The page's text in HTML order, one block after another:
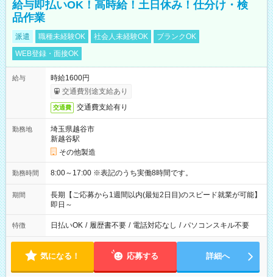
給与即払いOK！高時給！土日休み！仕分け・検
品作業
派遣 職種未経験OK 社会人未経験OK
ブランクOK
WEB登録・面接OK
給与
時給1600円
交通費別途支給あり
交通費 交通費支給有り
勤務地
埼玉県越谷市
新越谷駅
その他製造
勤務時間 8:00～17:00 ※表記のうち実働8時間です。
期間
長期【ご応募から1週間以内(最短2日目)のスピード就業が可能】
即日～
特徴 日払いOK / 履歴書不要 / 電話対応なし / パソコンスキル不要
気になる！ 応募する 詳細へ